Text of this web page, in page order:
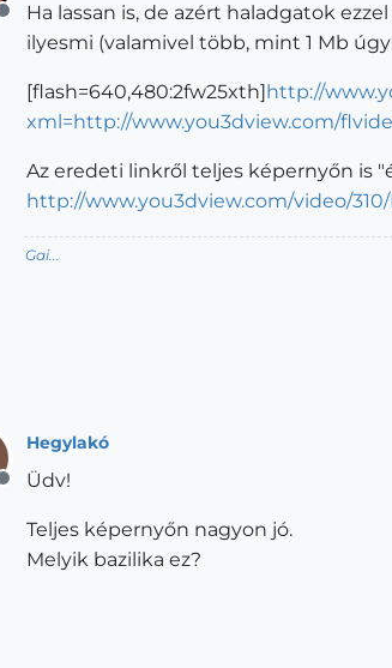
Offline
Ha lassan is, de azért haladgatok
ilyesmi (valamivel több, mint 1 Mb
[flash=640,480:2fw25xth]http://
xml=http://www.you3dview.com/
Az eredeti linkről teljes képernyőn is
http://www.you3dview.com/video/
Gai...
Offline
Hegylakó
Üdv!
Teljes képernyőn nagyon jó.
Melyik bazilika ez?